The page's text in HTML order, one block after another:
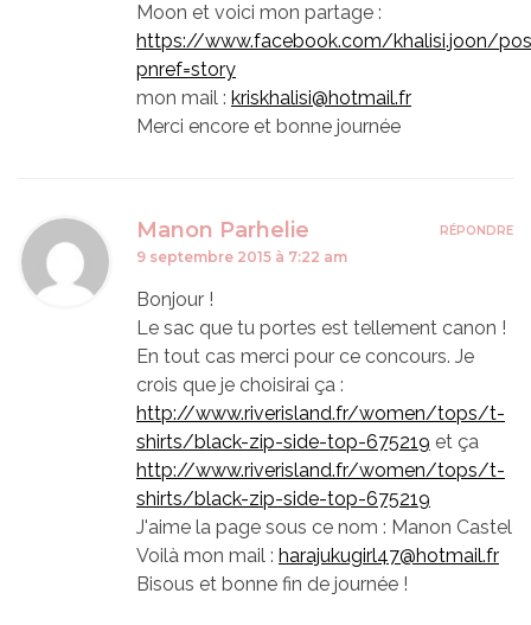
Moon et voici mon partage :
https://www.facebook.com/khalisi.joon/
pnref=story
mon mail : kriskhalisi@hotmail.fr
Merci encore et bonne journée
Manon Parhelie
9 septembre 2015 à 7:22 am
Bonjour !
Le sac que tu portes est tellement canon !
En tout cas merci pour ce concours. Je
crois que je choisirai ça :
http://www.riverisland.fr/women/tops/t-
shirts/black-zip-side-top-675219 et ça
http://www.riverisland.fr/women/tops/t-
shirts/black-zip-side-top-675219
J'aime la page sous ce nom : Manon Castel
Voilà mon mail : harajukugirl47@hotmail.fr
Bisous et bonne fin de journée !
RÉPONDRE